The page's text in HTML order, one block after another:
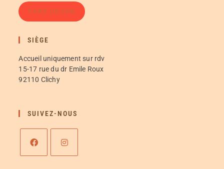
FAIRE UN DON
SIÈGE
Accueil uniquement sur rdv
15-17 rue du dr Emile Roux
92110 Clichy
SUIVEZ-NOUS